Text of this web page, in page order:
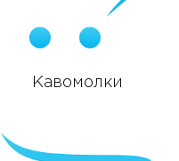
Кавомолки